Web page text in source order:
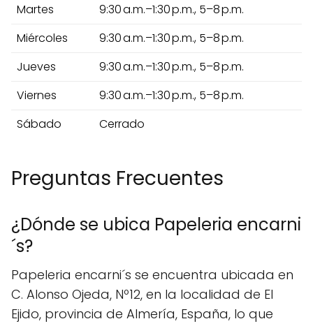
Martes
9:30 a.m.–1:30 p.m., 5–8 p.m.
Miércoles
9:30 a.m.–1:30 p.m., 5–8 p.m.
Jueves
9:30 a.m.–1:30 p.m., 5–8 p.m.
Viernes
9:30 a.m.–1:30 p.m., 5–8 p.m.
Sábado
Cerrado
Preguntas Frecuentes
¿Dónde se ubica Papeleria encarni
´s?
Papeleria encarni´s se encuentra ubicada en
C. Alonso Ojeda, Nº12, en la localidad de El
Ejido, provincia de Almería, España, lo que